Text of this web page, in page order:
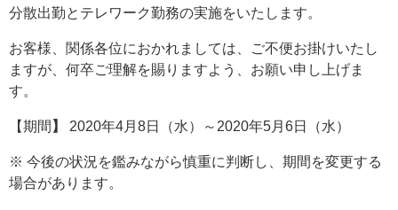
分散出勤とテレワーク勤務の実施をいたします。
お客様、関係各位におかれましては、ご不便お掛けいたし
ますが、何卒ご理解を賜りますよう、お願い申し上げま
す。
【期間 】 2020年4月8日（水）～2020年5月6日（水）
※ 今後の状況を鑑みながら慎重に判断し、期間を変更する
場合があります。